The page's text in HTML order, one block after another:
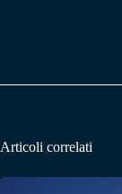
Articoli correlati